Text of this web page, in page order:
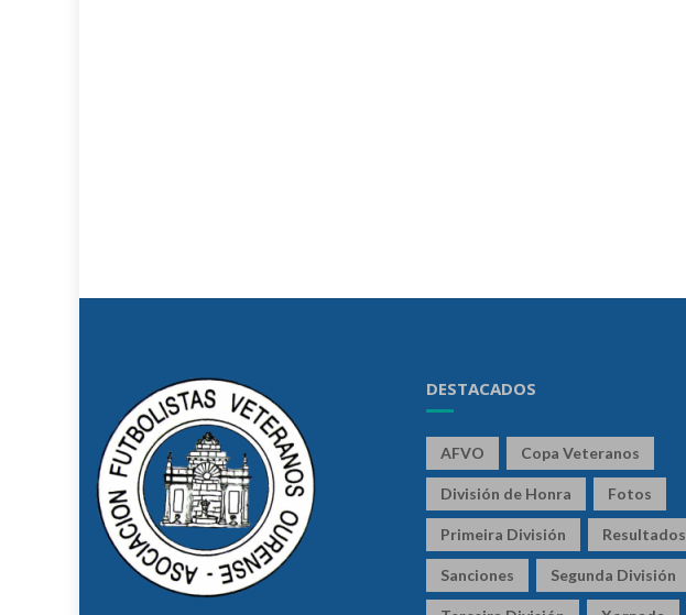
DESTACADOS
AFVO Copa Veteranos
División de Honra Fotos
Primeira División Resultados
Sanciones Segunda División